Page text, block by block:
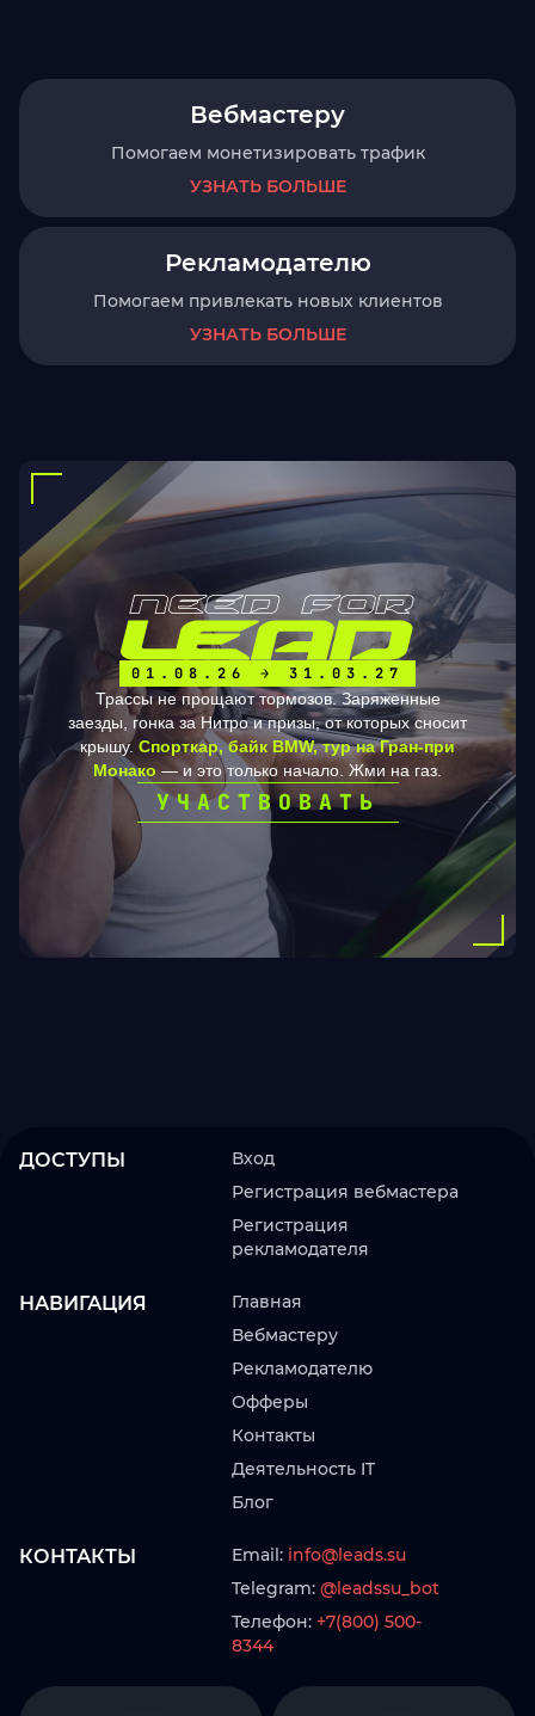
Вебмастеру
Помогаем монетизировать трафик
УЗНАТЬ БОЛЬШЕ
Рекламодателю
Помогаем привлекать новых клиентов
УЗНАТЬ БОЛЬШЕ
01.08.26 → 31.03.27
Трассы не прощают тормозов. Заряженные
заезды, гонка за Нитро и призы, от которых сносит
крышу. Спорткар, байк BMW, тур на Гран-при
Монако — и это только начало. Жми на газ.
УЧАСТВОВАТЬ
ДОСТУПЫ
Вход
Регистрация вебмастера
Регистрация
рекламодателя
НАВИГАЦИЯ
Главная
Вебмастеру
Рекламодателю
Офферы
Контакты
Деятельность IT
Блог
КОНТАКТЫ Email: info@leads.su
Telegram: @leadssu_bot
Телефон: +7(800) 500-
8344